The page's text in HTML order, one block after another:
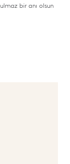
bir anı olsun